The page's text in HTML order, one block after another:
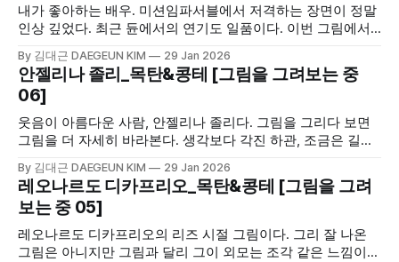
내가 좋아하는 배우. 미션임파서블에서 저격하는 장면이 정말
인상 깊었다. 최근 듄에서의 연기도 일품이다. 이번 그림에서
으로 그려보았다.
By 김대근 DAEGEUN KIM 29 Jan 2026
안젤리나 졸리_목탄&콩테 [그림을 그려보는 중
06]
웃음이 아름다운 사람, 안젤리나 졸리다. 그림을 그리다 보면
그림을 더 자세히 바라본다. 생각보다 각진 하관, 조금은 길쭉
By 김대근 DAEGEUN KIM 29 Jan 2026
레오나르도 디카프리오_목탄&콩테 [그림을 그려
보는 중 05]
레오나르도 디카프리오의 리즈 시절 그림이다. 그리 잘 나온
그림은 아니지만 그림과 달리 그이 외모는 조각 같은 느낌이라